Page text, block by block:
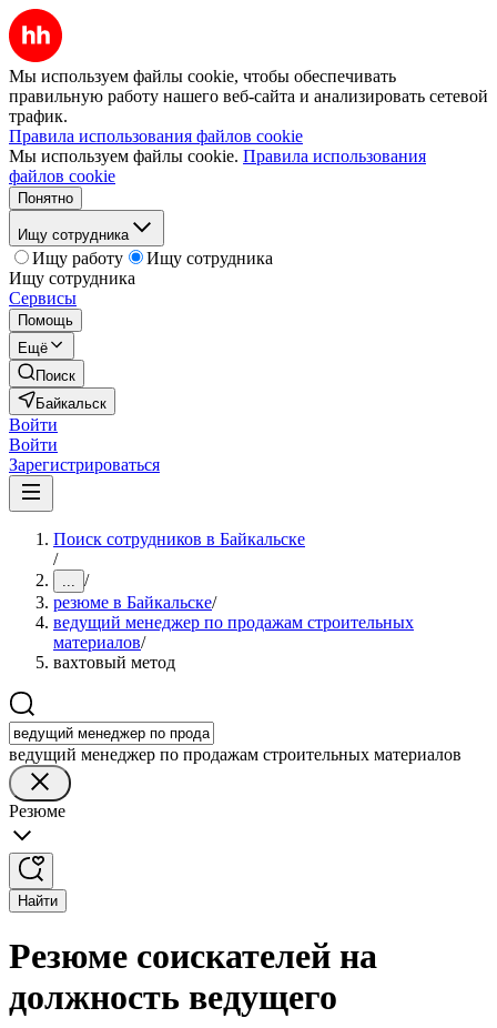
Мы используем файлы cookie, чтобы обеспечивать
правильную работу нашего веб-сайта и анализировать сетевой
трафик.
Правила использования файлов cookie
Мы используем файлы cookie. Правила использования
файлов cookie
Понятно
Ищу сотрудника
Ищу работу
Ищу сотрудника
Ищу сотрудника
Сервисы
Помощь
Ещё
Поиск
Байкальск
Войти
Войти
Зарегистрироваться
Поиск сотрудников в Байкальске
/
... /
резюме в Байкальске/
ведущий менеджер по продажам строительных
материалов/
вахтовый метод
ведущий менеджер по продажам строительных материалов
Резюме
Найти
Резюме соискателей на
должность ведущего